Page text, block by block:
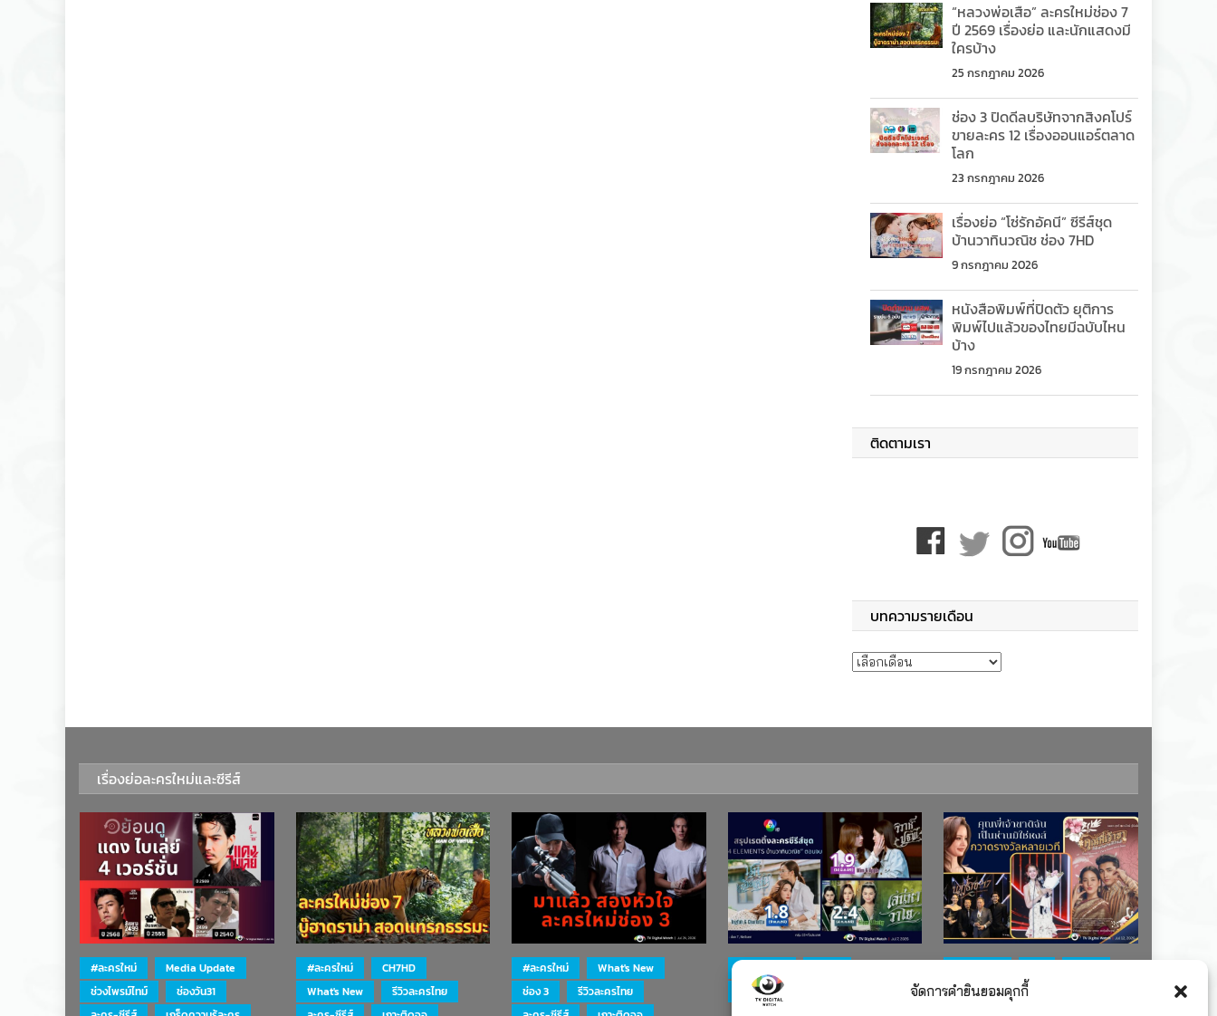
จัดการคำยินยอมคุกกี้
“หลวงพ่อเสือ” ละครใหม่ช่อง 7
ปี 2569 เรื่องย่อ และนักแสดงมี
ใครบ้าง
25 กรกฎาคม 2026
ช่อง 3 ปิดดีลบริษัทจากสิงคโปร์
ขายละคร 12 เรื่องออนแอร์ตลาด
โลก
23 กรกฎาคม 2026
เรื่องย่อ “โซ่รักอัคนี” ซีรีส์ชุด
บ้านวาทินวณิช ช่อง 7HD
9 กรกฎาคม 2026
หนังสือพิมพ์ที่ปิดตัว ยุติการ
พิมพ์ไปแล้วของไทยมีฉบับไหน
บ้าง
19 กรกฎาคม 2026
ติดตามเรา
บทความรายเดือน
บทความรายเดือน
เรื่องย่อละครใหม่และซีรีส์
#ละครใหม่
Media Update
ช่วงไพรม์ไทม์
ช่องวัน31
#ละครใหม่
CH7HD
What's New
รีวิวละครไทย
#ละครใหม่
What's New
ช่อง 3
รีวิวละครไทย
ละคร-ซีรีส์
รางวัล
ละคร-ซีรีส์